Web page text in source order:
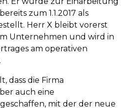
zum 1.1.2017 als
Herr X bleibt vorerst
Unternehmen und wird in
am operativen
dass die Firma
auch eine
mit der der neue